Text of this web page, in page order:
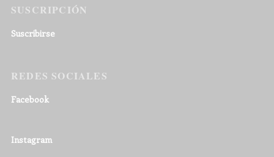
SUSCRIPCIÓN
Suscribirse
REDES SOCIALES
Facebook
Instagram